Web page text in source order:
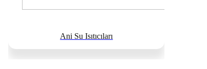
Ani Su Isıtıcıları